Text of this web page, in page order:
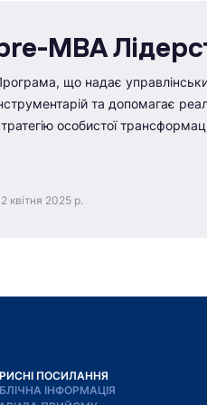
MBA
що надає
та допомагає
особистої
квітня 2025 р.
ПОСИЛАННЯ
ІНФОРМАЦІЯ